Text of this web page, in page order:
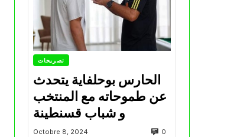
تصريحات
الحارس بوحلفاية يتحدث
عن طموحاته مع المنتخب
و شباب قسنطينة
Octobre 8, 2024 0